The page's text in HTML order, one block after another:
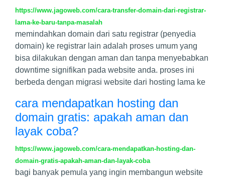
https://www.jagoweb.com/cara-transfer-domain-dari-registrar-
lama-ke-baru-tanpa-masalah
memindahkan domain dari satu registrar (penyedia
domain) ke registrar lain adalah proses umum yang
bisa dilakukan dengan aman dan tanpa menyebabkan
downtime signifikan pada website anda. proses ini
berbeda dengan migrasi website dari hosting lama ke
cara mendapatkan hosting dan
domain gratis: apakah aman dan
layak coba?
https://www.jagoweb.com/cara-mendapatkan-hosting-dan-
domain-gratis-apakah-aman-dan-layak-coba
bagi banyak pemula yang ingin membangun website